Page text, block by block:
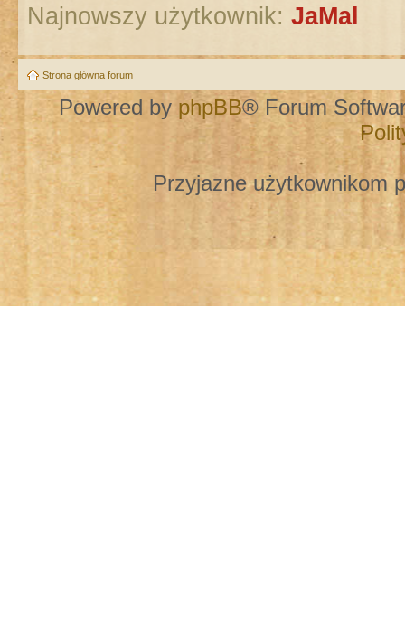
Najnowszy użytkownik: JaMal
Strona główna forum
Powered by phpBB® Forum
Przyjazne użytkownikom